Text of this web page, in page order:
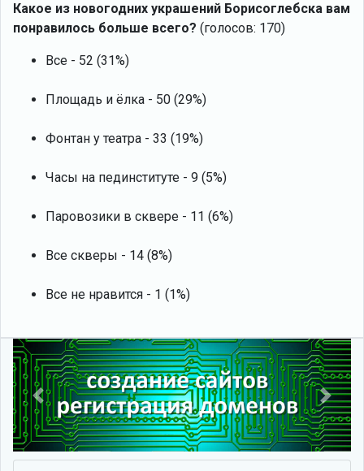
Какое из новогодних украшений Борисоглебска вам
понравилось больше всего? (голосов: 170)
Все - 52 (31%)
Площадь и ёлка - 50 (29%)
Фонтан у театра - 33 (19%)
Часы на пединституте - 9 (5%)
Паровозики в сквере - 11 (6%)
Все скверы - 14 (8%)
Все не нравится - 1 (1%)
Previous Next